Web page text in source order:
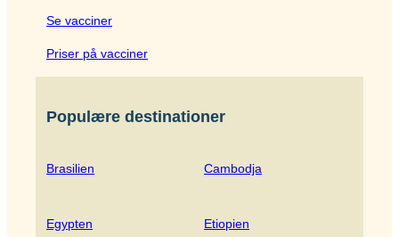
Se vacciner
Priser på vacciner
Populære destinationer
Brasilien Cambodja
Egypten Etiopien